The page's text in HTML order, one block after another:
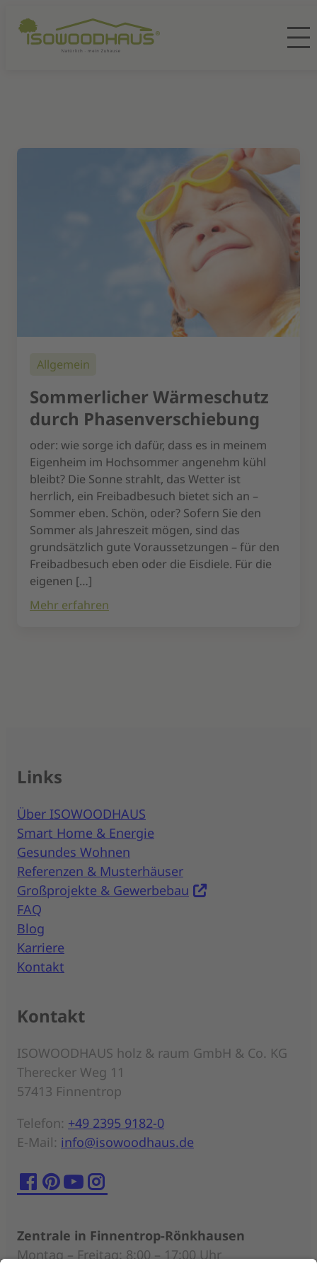
Allgemein
Sommerlicher Wärmeschutz
durch Phasenverschiebung
oder: wie sorge ich dafür, dass es in meinem
Eigenheim im Hochsommer angenehm kühl
bleibt? Die Sonne strahlt, das Wetter ist
herrlich, ein Freibadbesuch bietet sich an –
Sommer eben. Schön, oder? Sofern Sie den
Sommer als Jahreszeit mögen, sind das
grundsätzlich gute Voraussetzungen – für den
Freibadbesuch eben oder die Eisdiele. Für die
eigenen […]
Mehr erfahren
Links
Über ISOWOODHAUS
Smart Home & Energie
Gesundes Wohnen
Referenzen & Musterhäuser
Großprojekte & Gewerbebau
FAQ
Blog
Karriere
Kontakt
Kontakt
ISOWOODHAUS holz & raum GmbH & Co. KG
Therecker Weg 11
57413 Finnentrop
Telefon: +49 2395 9182-0
E-Mail: info@isowoodhaus.de
Zentrale in Finnentrop-Rönkhausen
Montag – Freitag: 8:00 – 17:00 Uhr